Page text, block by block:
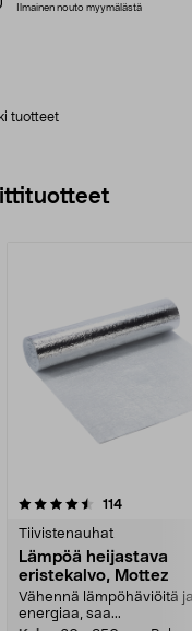
tuotteet
Ilmainen nouto myymälästä
114arvostelut
Tiivistenauhat
Lämpöä heijastava
eristekalvo, Mottez
Vähennä lämpöhäviöitä
energiaa, saa...
4.5 viidestä